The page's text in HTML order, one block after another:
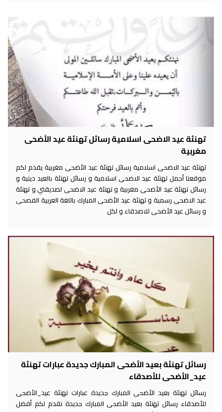
تهنئة عيد الاضحى اسلامية رسائل تهنئة عيد الأضحى
مغربية
تهنئة عيد الاضحى اسلامية رسائل تهنئة عيد الأضحى مغربية يقدم لكم
موقعنا أجمل تهنئة عيد الاضحى اسلامية و رسائل تهنئة بالعيد دينية و
رسائل تهنئة عيد الأضحى مغربية و تهنئة عيد الاضحى لصديقتي و تهنئة
عيد الاضحى رسمية و تهنئة عيد الأضحى المبارك باللغة العربية الفصحى
و رسائل عيد الأضحى للاصدقاء و لكل
رسائل تهنئة بعيد الأضحى المبارك جديدة عبارات تهنئة
عيد_الأضحى للأصدقاء
رسائل تهنئة بعيد الأضحى المبارك جديدة عبارات تهنئة عيد_الأضحى
للأصدقاء رسائل تهنئة بعيد الأضحى المبارك جديدة نقدم لكم أفضل